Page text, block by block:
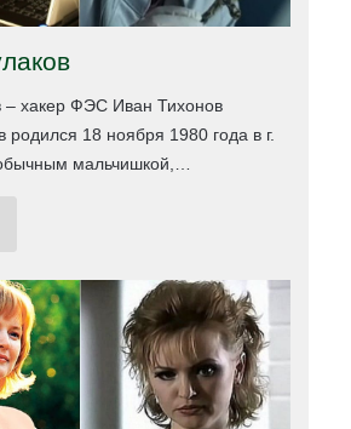
– хакер ФЭС Иван Тихонов
родился 18 ноября 1980 года в г.
мальчишкой,…